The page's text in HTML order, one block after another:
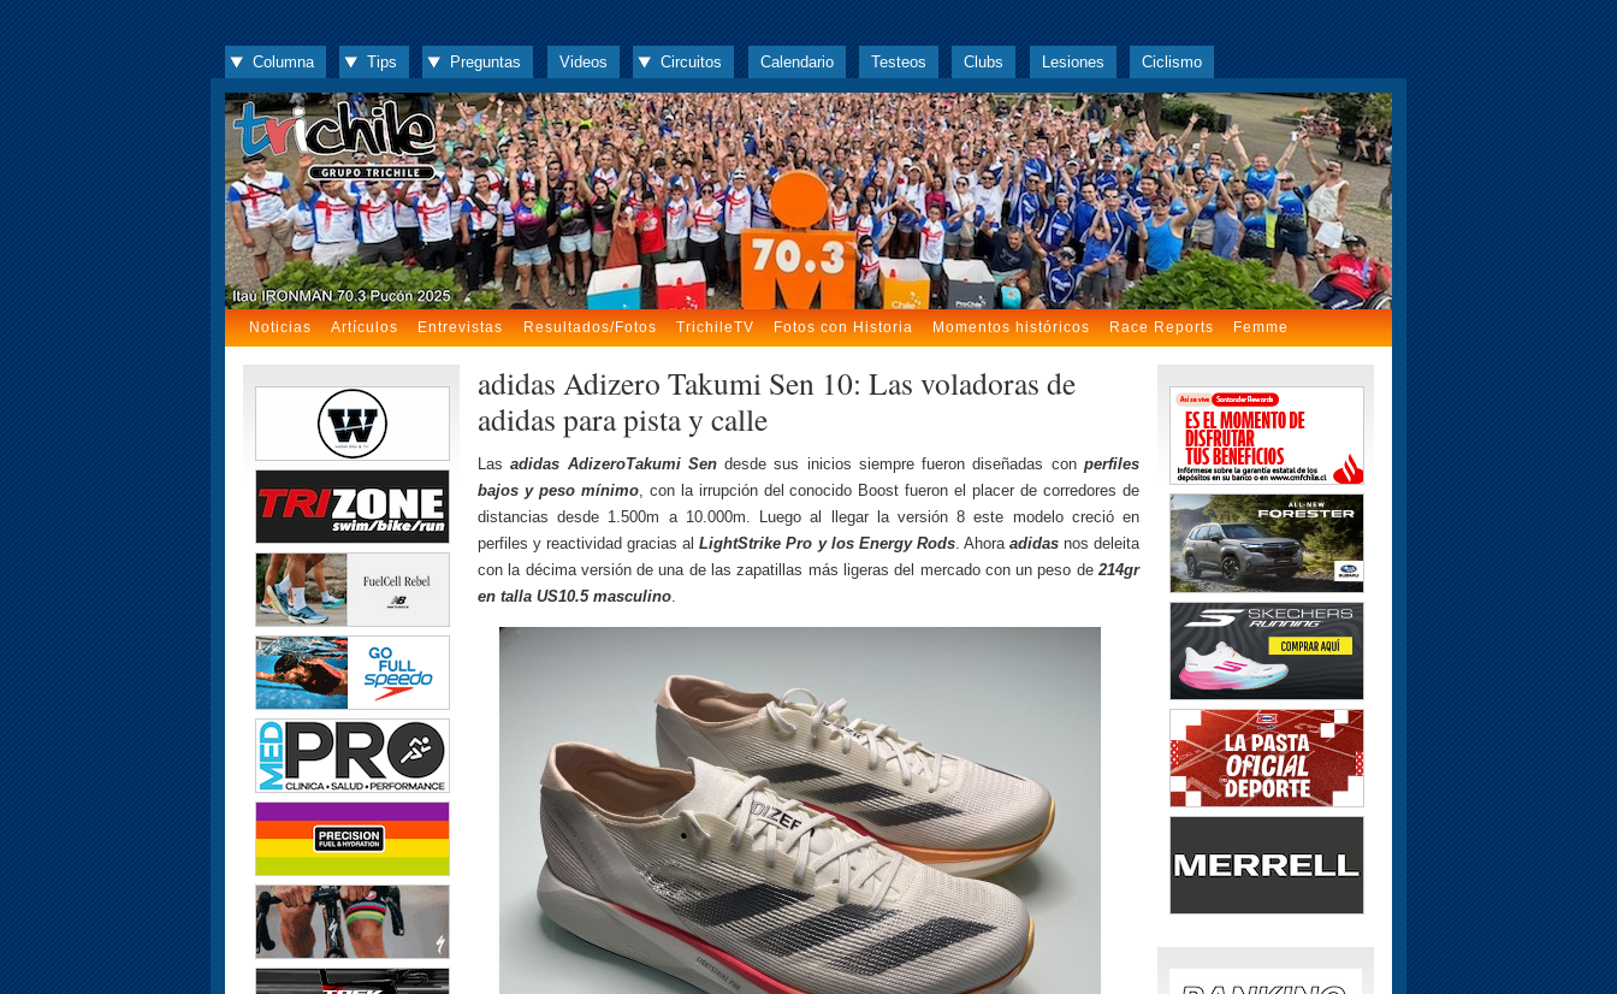
Columna Tips Preguntas Videos Circuitos Calendario Testeos Clubs Lesiones Ciclismo
Noticias Artículos Entrevistas Resultados/Fotos TrichileTV Fotos con Historia Momentos históricos Race Reports Femme
adidas Adizero Takumi Sen 10: Las voladoras de
adidas para pista y calle
Lasadidas AdizeroTakumi Sendesde sus inicios siempre fueron diseñadas conperfiles
bajos y peso mínimo, con la irrupción del conocido Boost fueron el placer de corredores de
distancias desde 1.500m a 10.000m. Luego al llegar la versión 8 este modelo creció en
perfiles y reactividad gracias alLightStrike Pro y los Energy Rods. Ahora adidas nos deleita
con la décima versión de una de las zapatillas más ligeras del mercado con un peso de214gr
en talla US10.5 masculino.